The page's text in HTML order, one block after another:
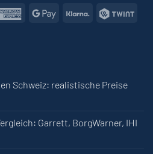
AmericanGoogle
Klarna
Schweiz: realistische Preise
Garrett, BorgWarner, IHI